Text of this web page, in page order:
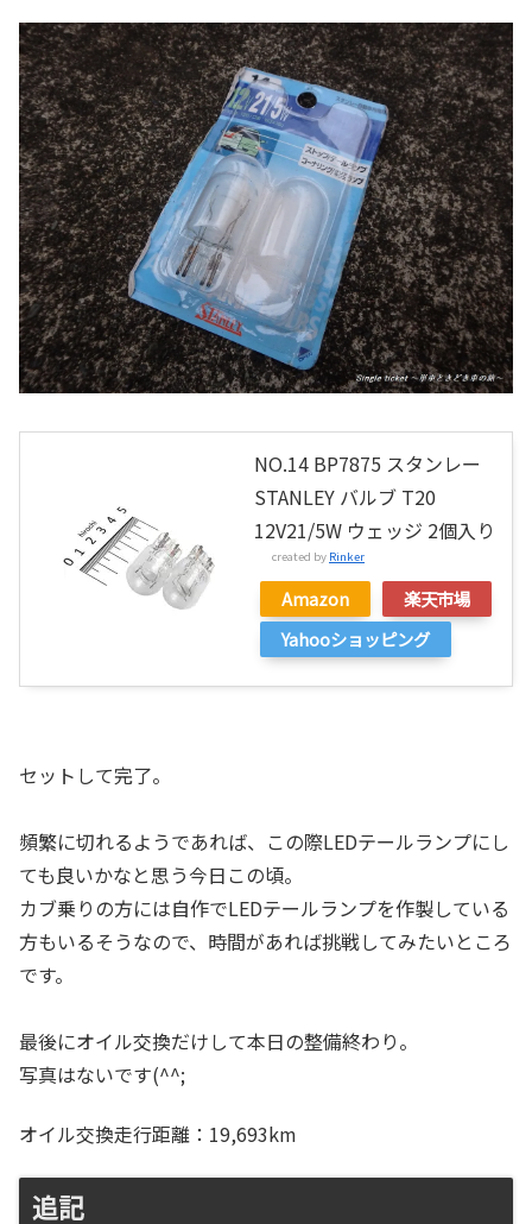
NO.14 BP7875 スタンレー
STANLEY バルブ T20
12V21/5W ウェッジ 2個入り
created by Rinker
Amazon
楽天市場
Yahooショッピング
セットして完了。
頻繁に切れるようであれば、この際LEDテールランプにし
ても良いかなと思う今日この頃。
カブ乗りの方には自作でLEDテールランプを作製している
方もいるそうなので、時間があれば挑戦してみたいところ
です。
最後にオイル交換だけして本日の整備終わり。
写真はないです(^^;
オイル交換走行距離：19,693km
追記